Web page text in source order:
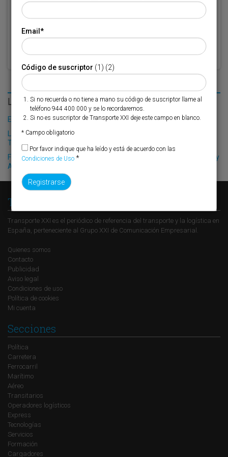
Condiciones
de Uso
LO MÁS LEÍDO
El Puerto de Valencia crecerá en oferta ro-pax
La llegada de Maersk Line a Marín dispara un 50% el tráfico de
TEUs
Finnlines afianza el tráfico de Renault entre los puertos de Bilbao y
Amberes
Transporte XXI
Transporte XXI es el periódico de referencia del transporte y la logística en
España, perteneciente al Grupo XXI de Comunicación Empresarial.
Quienes somos
Contacto
Publicidad
Aviso legal
Condiciones de uso
Política de cookies
Mi cuenta
Secciones
Política
Carretera
Ferrocarril
Marítimo
Aéreo
Transitarios
Operadores logísticos
Express
Tecnologías
Servicios
Formación
Cargadores
Email*
Código de suscriptor (1) (2)
Si no recuerda o no tiene a mano su código de suscriptor llame al
teléfono 944 400 000 y se lo recordaremos.
Si no es suscriptor de Transporte XXI deje este campo en blanco.
* Campo obligatorio
Por favor indique que ha leído y está de acuerdo con las
Condiciones de Uso *